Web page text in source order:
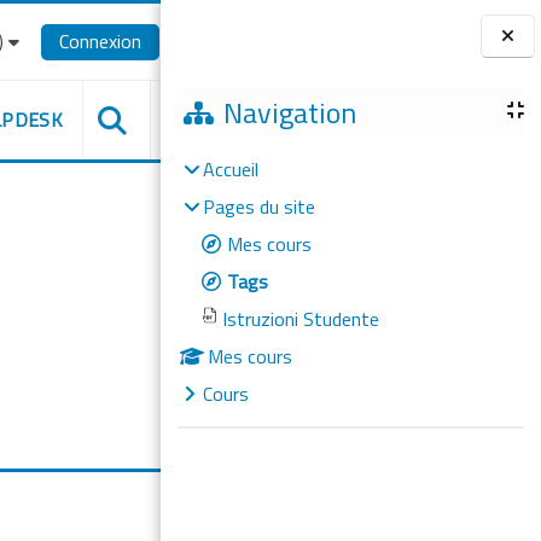
BlocsNavigation
Accueil
Pages du site
Mes cours
Tags
Istruzioni Studente
Mes cours
Cours
Connexion